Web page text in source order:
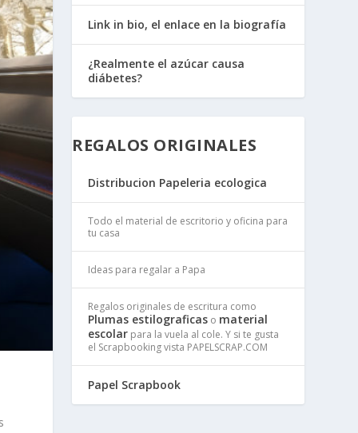
Link in bio, el enlace en la biografía
¿Realmente el azúcar causa
diábetes?
REGALOS ORIGINALES
Distribucion Papeleria ecologica
Todo el material de escritorio y oficina para
tu casa
Ideas para regalar a Papa
Regalos originales de escritura como
Plumas estilograficas o material
escolar para la vuela al cole. Y si te gusta
el Scrapbooking vista PAPELSCRAP.COM
Papel Scrapbook